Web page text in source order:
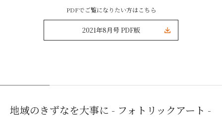
PDFでご覧になりたい方はこちら
2021年8月号 PDF版
地域のきずなを大事に - フォトリックアート -